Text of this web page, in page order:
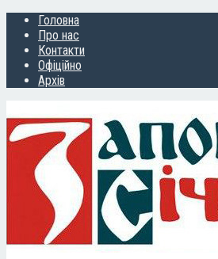
Головна
Про нас
Контакти
Офіційно
Архів